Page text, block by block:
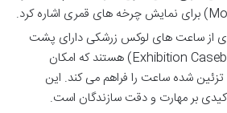
از ساعت های لوکس زرشکی دارای پشت
قاب شیشه ای (Exhibition Caseback) هستند که امکان
تزئین شده ساعت را فراهم می کند. این
بر مهارت و دقت سازندگان است.